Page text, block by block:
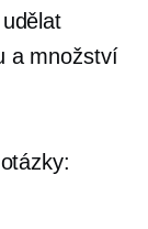
a množství